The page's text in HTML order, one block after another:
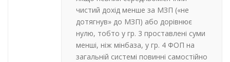
чистий дохід менше за МЗП («не
дотягнув» до МЗП) або дорівнює
нулю, тобто у гр. 3 проставлені суми
менші, ніж мінбаза, у гр. 4 ФОП на
загальній системі повинні самостійно